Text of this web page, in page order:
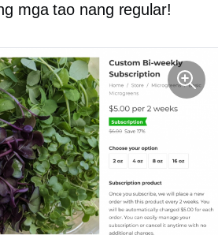
mga tao nang regular!